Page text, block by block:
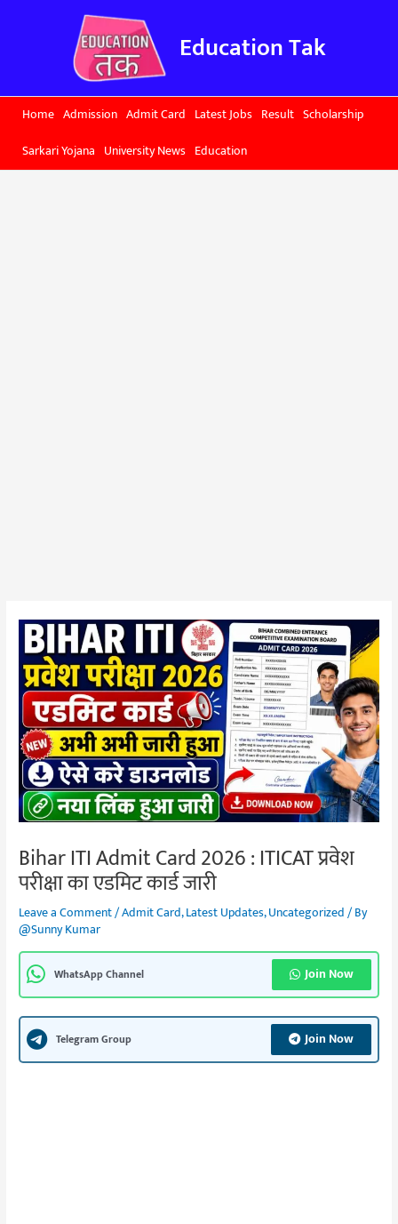
Education Tak
Home Admission Admit Card Latest Jobs Result Scholarship
Sarkari Yojana University News Education
Bihar ITI Admit Card 2026 : ITICAT प्रवेश
परीक्षा का एडमिट कार्ड जारी
Leave a Comment/Admit Card,Latest Updates,Uncategorized/ By
@Sunny Kumar
WhatsApp Channel Join Now
Telegram Group Join Now